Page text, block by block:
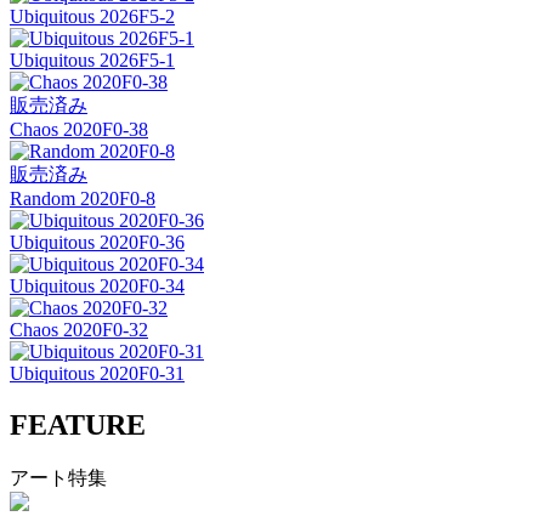
Ubiquitous 2026F5-2
Ubiquitous 2026F5-1
販売済み
Chaos 2020F0-38
販売済み
Random 2020F0-8
Ubiquitous 2020F0-36
Ubiquitous 2020F0-34
Chaos 2020F0-32
Ubiquitous 2020F0-31
FEATURE
アート特集